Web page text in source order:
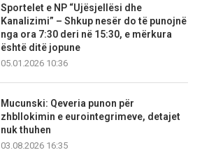
Sportelet e NP “Ujësjellësi dhe
Kanalizimi” – Shkup nesër do të punojnë
nga ora 7:30 deri në 15:30, e mërkura
është ditë jopune
05.01.2026 10:36
Mucunski: Qeveria punon për
zhbllokimin e eurointegrimeve, detajet
nuk thuhen
03.08.2026 16:35